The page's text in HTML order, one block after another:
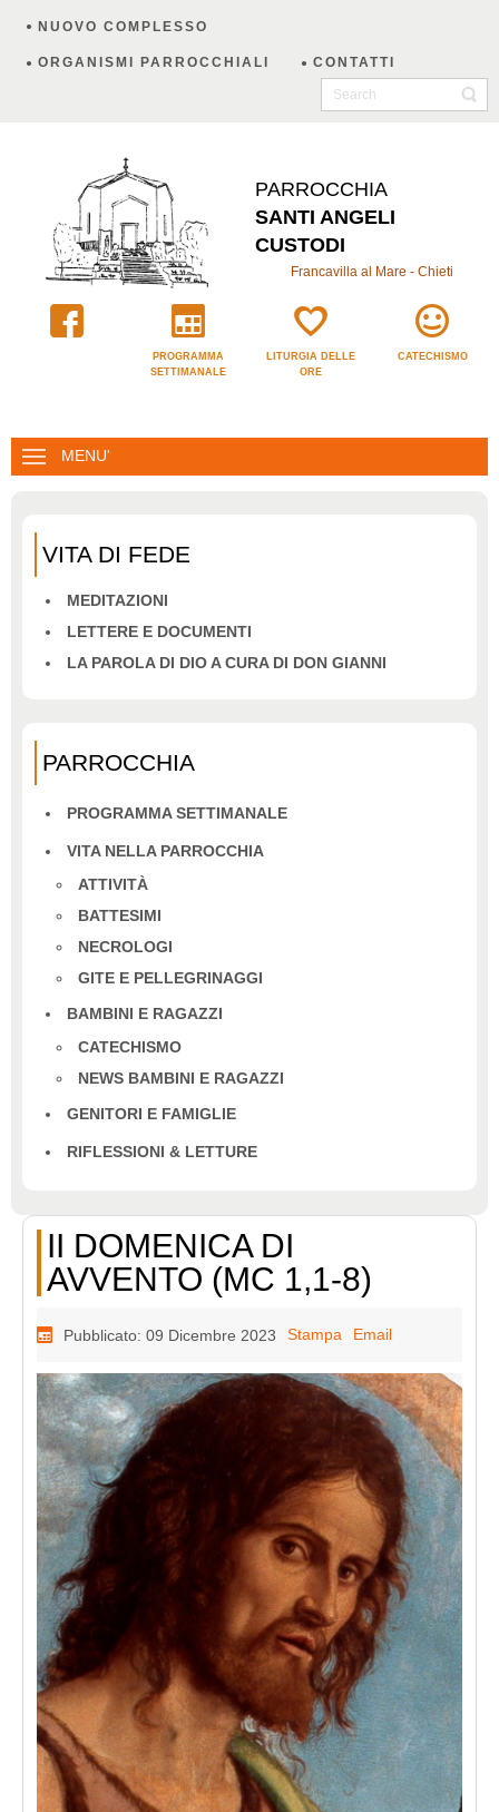
NUOVO COMPLESSO
ORGANISMI PARROCCHIALI CONTATTI
PARROCCHIA
SANTI ANGELI
CUSTODI
Francavilla al Mare - Chieti
PROGRAMMA
SETTIMANALE
LITURGIA DELLE
ORE
CATECHISMO
MENU'
VITA DI FEDE
MEDITAZIONI
LETTERE E DOCUMENTI
LA PAROLA DI DIO A CURA DI DON GIANNI
PARROCCHIA
PROGRAMMA SETTIMANALE
VITA NELLA PARROCCHIA
ATTIVITÀ
BATTESIMI
NECROLOGI
GITE E PELLEGRINAGGI
BAMBINI E RAGAZZI
CATECHISMO
NEWS BAMBINI E RAGAZZI
GENITORI E FAMIGLIE
RIFLESSIONI & LETTURE
II DOMENICA DI
AVVENTO (MC 1,1-8)
Pubblicato: 09 Dicembre 2023 Stampa Email